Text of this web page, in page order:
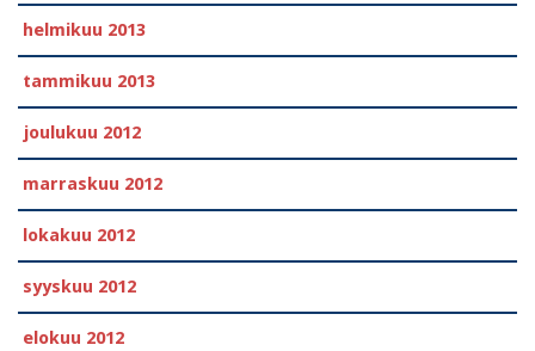
helmikuu 2013
tammikuu 2013
joulukuu 2012
marraskuu 2012
lokakuu 2012
syyskuu 2012
elokuu 2012